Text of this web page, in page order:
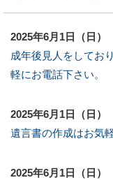
2025年6月1日（日）
成年後見人をしてお
軽にお電話下さい。
2025年6月1日（日）
遺言書の作成はお気
2025年6月1日（日）